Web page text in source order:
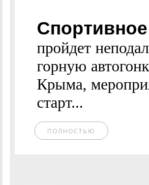
пройдет
горную
Крыма,
старт...
ПОЛНОСТЬЮ